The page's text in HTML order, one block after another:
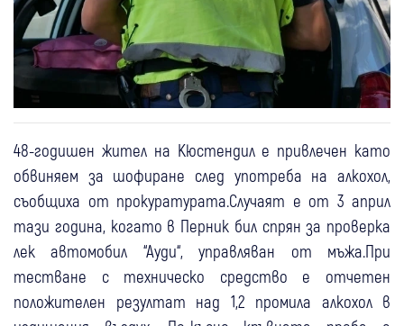
48-годишен жител на Кюстендил е привлечен като
обвиняем за шофиране след употреба на алкохол,
съобщиха от прокуратурата.Случаят е от 3 април
тази година, когато в Перник бил спрян за проверка
лек автомобил “Ауди“, управляван от мъжа.При
тестване с техническо средство е отчетен
положителен резултат над 1,2 промила алкохол в